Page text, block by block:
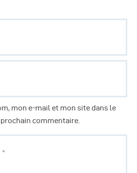
mon e-mail et mon site dans le
commentaire.